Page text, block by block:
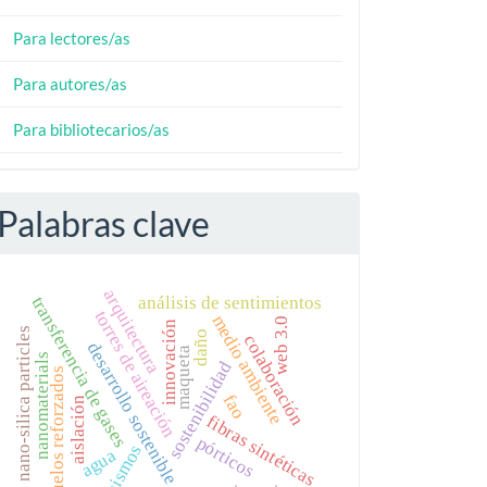
Para lectores/as
Para autores/as
Para bibliotecarios/as
Palabras clave
desarrollo sostenible medio ambiente
sostenibilidad
transferencia de gasestorres de aireación
suelos reforzados fibras sintéticas
innovación colaboración
web 3.0
análisis de sentimientos
maqueta
arquitectura
nanomaterials
nano-silica particles aislación pórticos
sismos
daño
fao
agua